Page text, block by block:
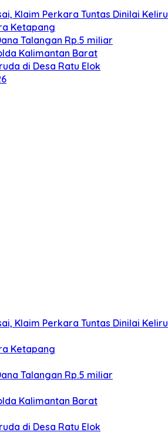
Klaim Perkara Tuntas Dinilai Keliru
Ketapang
Talangan Rp.5 miliar
Kalimantan Barat
di Desa Ratu Elok
Klaim Perkara Tuntas Dinilai Keliru
Ketapang
Talangan Rp.5 miliar
Kalimantan Barat
di Desa Ratu Elok